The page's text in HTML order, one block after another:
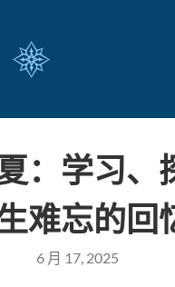
：学习、
难忘的回
6 月 17, 2025